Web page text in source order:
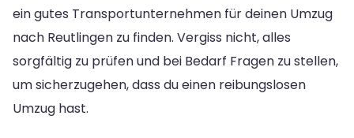
ein gutes Transportunternehmen für deinen Umzug
nach Reutlingen zu finden. Vergiss nicht, alles
sorgfältig zu prüfen und bei Bedarf Fragen zu stellen,
um sicherzugehen, dass du einen reibungslosen
Umzug hast.